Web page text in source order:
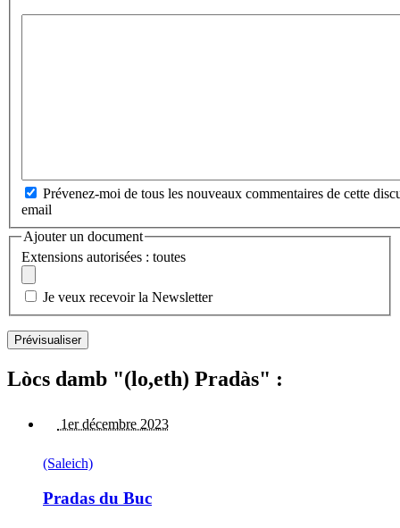
Prévenez-moi de tous les nouveaux commentaires de cette
email
Ajouter un document
Extensions autorisées : toutes
Je veux recevoir la Newsletter
Lòcs damb "(lo,eth) Pradàs" :
1er décembre 2023
(Saleich)
Pradas du Buc